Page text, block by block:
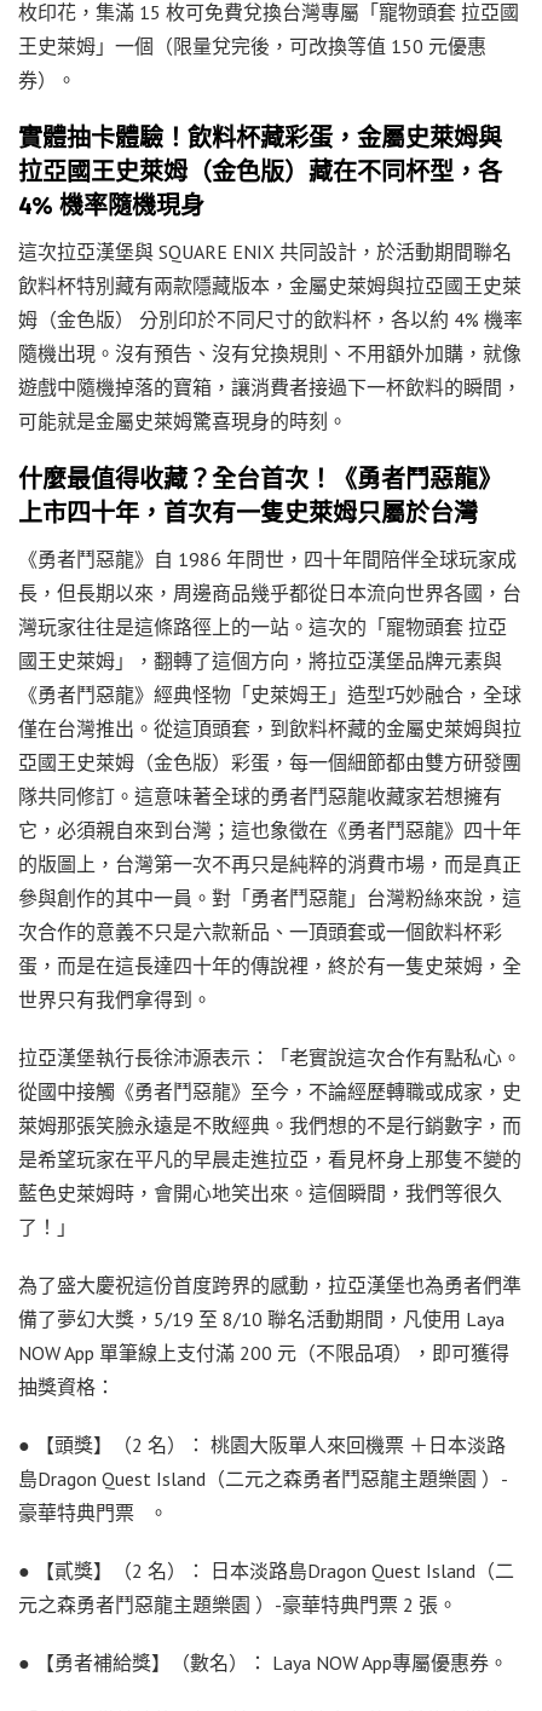
枚印花，集滿 15 枚可免費兌換台灣專屬「寵物頭套 拉亞國
王史萊姆」一個（限量兌完後，可改換等值 150 元優惠
券）。
實體抽卡體驗！飲料杯藏彩蛋，金屬史萊姆與
拉亞國王史萊姆（金色版）藏在不同杯型，各
4% 機率隨機現身
這次拉亞漢堡與 SQUARE ENIX 共同設計，於活動期間聯名
飲料杯特別藏有兩款隱藏版本，金屬史萊姆與拉亞國王史萊
姆（金色版） 分別印於不同尺寸的飲料杯，各以約 4% 機率
隨機出現。沒有預告、沒有兌換規則、不用額外加購，就像
遊戲中隨機掉落的寶箱，讓消費者接過下一杯飲料的瞬間，
可能就是金屬史萊姆驚喜現身的時刻。
什麼最值得收藏？全台首次！《勇者鬥惡龍》
上市四十年，首次有一隻史萊姆只屬於台灣
《勇者鬥惡龍》自 1986 年問世，四十年間陪伴全球玩家成
長，但長期以來，周邊商品幾乎都從日本流向世界各國，台
灣玩家往往是這條路徑上的一站。這次的「寵物頭套 拉亞
國王史萊姆」，翻轉了這個方向，將拉亞漢堡品牌元素與
《勇者鬥惡龍》經典怪物「史萊姆王」造型巧妙融合，全球
僅在台灣推出。從這頂頭套，到飲料杯藏的金屬史萊姆與拉
亞國王史萊姆（金色版）彩蛋，每一個細節都由雙方研發團
隊共同修訂。這意味著全球的勇者鬥惡龍收藏家若想擁有
它，必須親自來到台灣；這也象徵在《勇者鬥惡龍》四十年
的版圖上，台灣第一次不再只是純粹的消費市場，而是真正
參與創作的其中一員。對「勇者鬥惡龍」台灣粉絲來說，這
次合作的意義不只是六款新品、一頂頭套或一個飲料杯彩
蛋，而是在這長達四十年的傳說裡，終於有一隻史萊姆，全
世界只有我們拿得到。
拉亞漢堡執行長徐沛源表示：「老實說這次合作有點私心。
從國中接觸《勇者鬥惡龍》至今，不論經歷轉職或成家，史
萊姆那張笑臉永遠是不敗經典。我們想的不是行銷數字，而
是希望玩家在平凡的早晨走進拉亞，看見杯身上那隻不變的
藍色史萊姆時，會開心地笑出來。這個瞬間，我們等很久
了！」
為了盛大慶祝這份首度跨界的感動，拉亞漢堡也為勇者們準
備了夢幻大獎，5/19 至 8/10 聯名活動期間，凡使用 Laya
NOW App 單筆線上支付滿 200 元（不限品項），即可獲得
抽獎資格：
● 【頭獎】（2 名）： 桃園大阪單人來回機票 ＋日本淡路
島Dragon Quest Island（二元之森勇者鬥惡龍主題樂園 ）-
豪華特典門票 。
● 【貳獎】（2 名）： 日本淡路島Dragon Quest Island（二
元之森勇者鬥惡龍主題樂園 ）-豪華特典門票 2 張。
● 【勇者補給獎】（數名）： Laya NOW App專屬優惠券。